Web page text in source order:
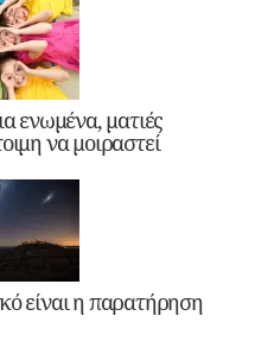
ενωμένα, ματιές
να μοιραστεί
είναι η παρατήρηση